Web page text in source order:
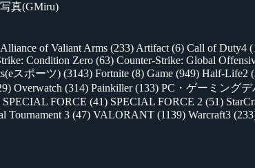
真(GMiru)
Alliance of Valiant Arms (233) Artifact (6) Call of Duty4
Condition Zero (63) Counter-Strike: Global
スポーツ) (3143) Fortnite (8) Game (949) Half-Life2
Overwatch (314) Painkiller(133) PC・ゲーミングデ
SPECIAL FORCE (41) SPECIAL FORCE 2 (51)
Tournament 3 (47) VALORANT (1139) Warcraft3